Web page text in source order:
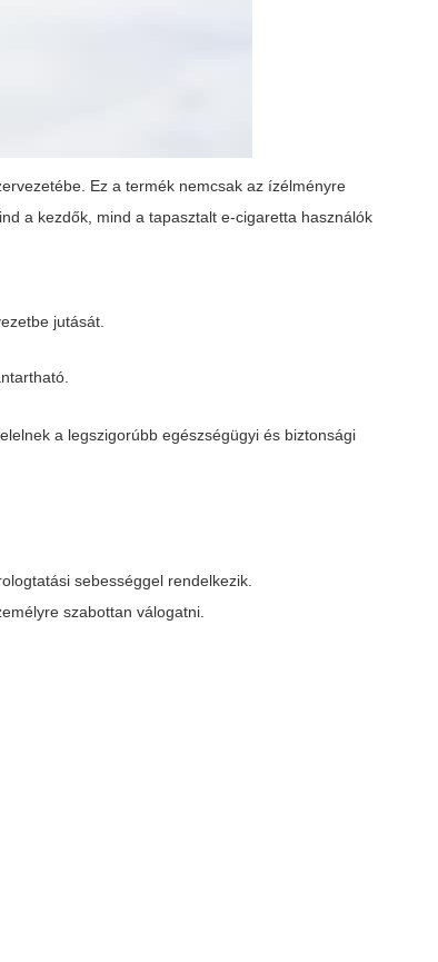
Ez a termék nemcsak az ízélményre
a kezdők, mind a tapasztalt e-cigaretta használók
jutását.
a legszigorúbb egészségügyi és biztonsági
sebességgel rendelkezik.
szabottan válogatni.